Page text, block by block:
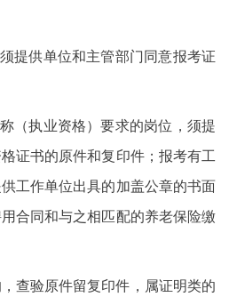
提供单位和主管部门同意报考证
（执业资格）要求的岗位，须提
证书的原件和复印件；报考有工
工作单位出具的加盖公章的书面
合同和与之相匹配的养老保险缴
查验原件留复印件，属证明类的